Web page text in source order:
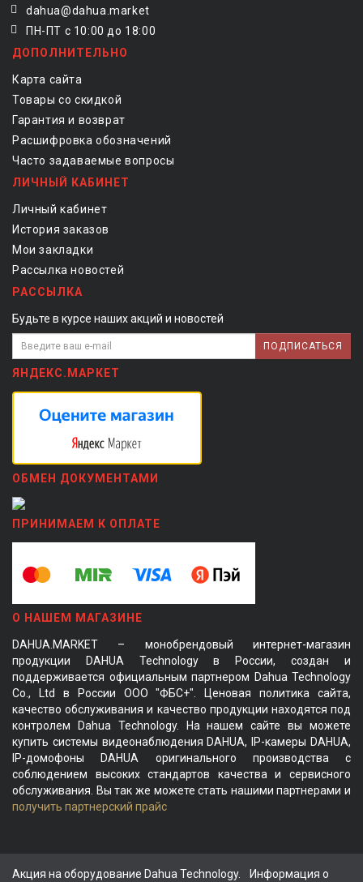
dahua@dahua.market
ПН-ПТ с 10:00 до 18:00
ДОПОЛНИТЕЛЬНО
Карта сайта
Товары со скидкой
Гарантия и возврат
Расшифровка обозначений
Часто задаваемые вопросы
ЛИЧНЫЙ КАБИНЕТ
Личный кабинет
История заказов
Мои закладки
Рассылка новостей
РАССЫЛКА
Будьте в курсе наших акций и новостей
ПОДПИСАТЬСЯ
ЯНДЕКС.МАРКЕТ
ОБМЕН ДОКУМЕНТАМИ
ПРИНИМАЕМ К ОПЛАТЕ
О НАШЕМ МАГАЗИНЕ
DAHUA.MARKET – монобрендовый интернет-магазин
продукции DAHUA Technology в России, создан и
поддерживается официальным партнером Dahua Technology
Co., Ltd в России ООО "ФБС+". Ценовая политика сайта,
качество обслуживания и качество продукции находятся под
контролем Dahua Technology. На нашем сайте вы можете
купить системы видеонаблюдения DAHUA, IP-камеры DAHUA,
IP-домофоны DAHUA оригинального производства с
соблюдением высоких стандартов качества и сервисного
обслуживания. Вы так же можете стать нашими партнерами и
получить партнерский прайс
Акция на оборудование Dahua Technology. Информация о